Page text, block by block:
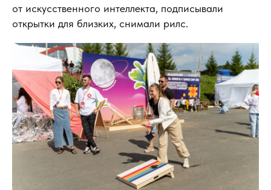
от искусственного интеллекта, подписывали
открытки для близких, снимали рилс.